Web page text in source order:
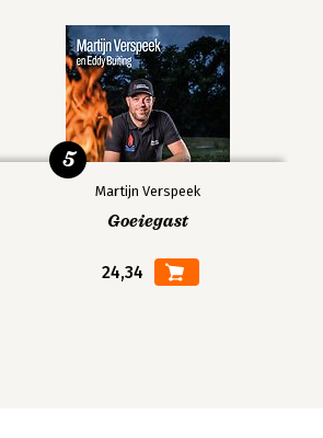
Martijn Verspeek
Goeiegast
24,34
5